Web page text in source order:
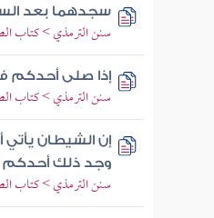
سجدهما بعد
سنن الترمذي > كتاب
إذا صلى
سنن الترمذي > كتاب
إن الشيطان
وجد ذلك
سنن الترمذي > كتاب